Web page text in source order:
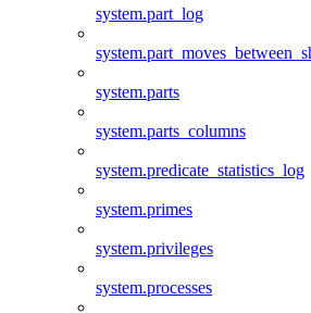
system.part_log
system.parts
system.parts_columns
system.predicate_statistics_log
system.primes
system.privileges
system.processes